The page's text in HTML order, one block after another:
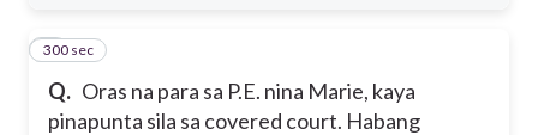
Q. Oras na para sa P.E. nina Marie, kaya
pinapunta sila sa covered court. Habang
2
300 sec